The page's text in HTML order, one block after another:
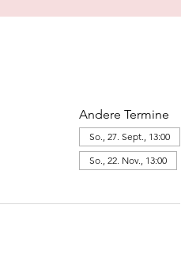
Andere Termine
So., 27. Sept., 13:00
So., 22. Nov., 13:00